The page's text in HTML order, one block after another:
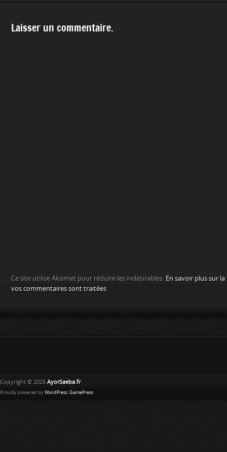
Laisser un commentaire.
Ce site utilise Akismet pour réduire les indésirables. En savoir plus sur
vos commentaires sont traitées.
Copyright © 2026 AyorSaeba.fr
Proudly powered by WordPress. GamePress